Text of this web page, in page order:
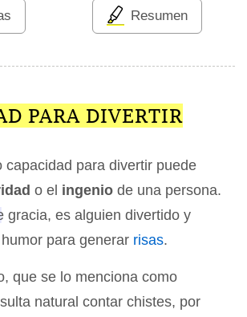
Resumen
PARA DIVERTIR
capacidad para divertir puede
o el ingenio de una persona.
gracia, es alguien divertido y
para generar risas.
que se lo menciona como
natural contar chistes, por